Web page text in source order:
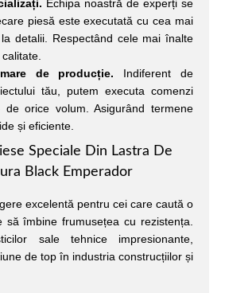
Echipa noastră de experți se
piesă este executată cu cea mai
detalii. Respectând cele mai înalte
de producție. Indiferent de
tău, putem executa comenzi
de orice volum. Asigurând termene
și eficiente.
Speciale Din Lastra De
Black Emperador
excelentă pentru cei care caută o
să îmbine frumusețea cu rezistența.
sale tehnice impresionante,
de top în industria construcțiilor și